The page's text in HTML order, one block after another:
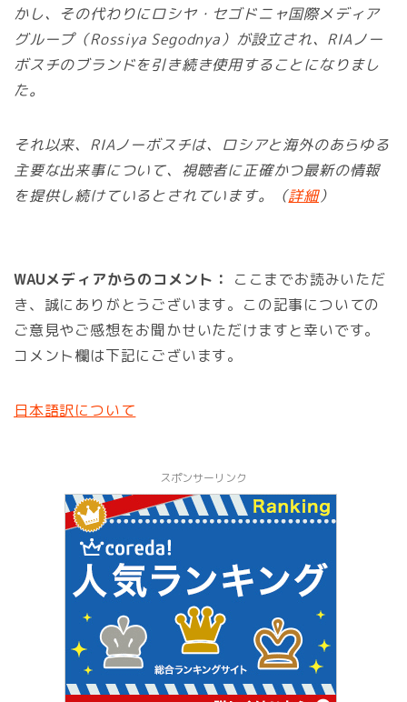
かし、その代わりにロシヤ・セゴドニャ国際メディア
グループ（Rossiya Segodnya）が設立され、RIAノー
ボスチのブランドを引き続き使用することになりまし
た。
それ以来、RIAノーボスチは、ロシアと海外のあらゆる
主要な出来事について、視聴者に正確かつ最新の情報
を提供し続けているとされています。（詳細）
WAUメディアからのコメント：
ここまでお読みいただ
き、誠にありがとうございます。この記事についての
ご意見やご感想をお聞かせいただけますと幸いです。
コメント欄は下記にございます。
日本語訳について
スポンサーリンク